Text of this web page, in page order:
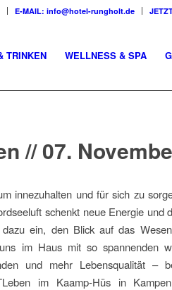
E-MAIL: info@hotel-rungholt.de
TRINKEN WELLNESS & SPA
// 07.
innezuhalten und für sich zu
schenkt neue Energie und
ein, den Blick auf das
im Haus mit so spannenden
und mehr Lebensqualität –
im Kaamp-Hüs in